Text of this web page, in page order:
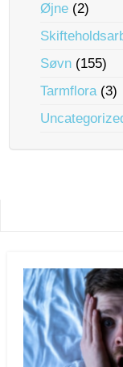
Øjne (2)
Søvn (155)
Tarmflora(3)